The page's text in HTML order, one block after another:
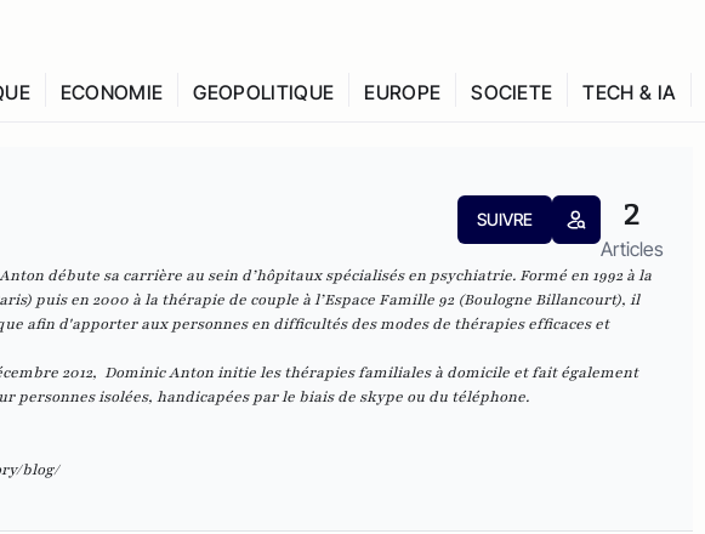
ECONOMIE GEOPOLITIQUE EUROPE SOCIETE TECH & IA
SUIVRE 2
Articles
débute sa carrière au sein d’hôpitaux spécialisés en psychiatrie. Formé en 1992 à la
puis en 2000 à la thérapie de couple à l’Espace Famille 92 (Boulogne Billancourt), il
afin d'apporter aux personnes en difficultés des modes de thérapies efficaces et
2012, Dominic Anton initie les thérapies familiales à domicile et fait également
personnes isolées, handicapées par le biais de skype ou du téléphone.
blog/